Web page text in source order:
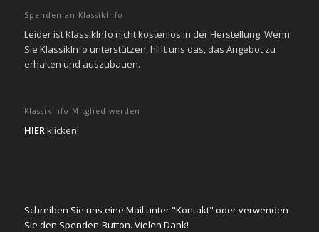
Spenden an KlassikInfo
Leider ist KlassikInfo nicht kostenlos in der Herstellung. Wenn
Sie KlassikInfo unterstützen, hilft uns das, das Angebot zu
erhalten und auszubauen.
Klassikinfo Mitglied werden
HIERklicken!
Schreiben Sie uns eine Mail unter "Kontakt" oder verwenden
Sie den Spenden-Button. Vielen Dank!